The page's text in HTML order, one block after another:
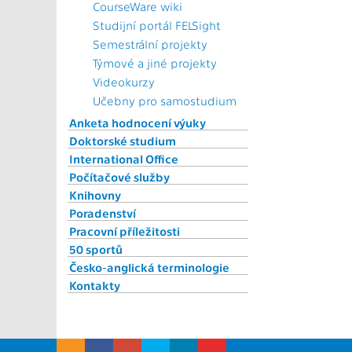
CourseWare wiki
Studijní portál FELSight
Semestrální projekty
Týmové a jiné projekty
Videokurzy
Učebny pro samostudium
Anketa hodnocení výuky
Doktorské studium
International Office
Počítačové služby
Knihovny
Poradenství
Pracovní příležitosti
50 sportů
Česko-anglická terminologie
Kontakty